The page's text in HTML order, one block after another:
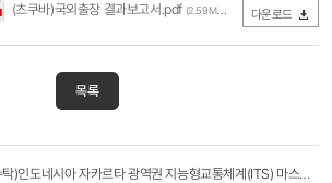
(츠쿠바)국외출장 결과보고서.pdf (2.59MB / 다운로드 118회) 다운로드
목록
(수탁)인도네시아 자카르타 광역권 지능형교통체계(ITS) 마스터플랜 수립 및 시범시스템 구축사업 PM용역